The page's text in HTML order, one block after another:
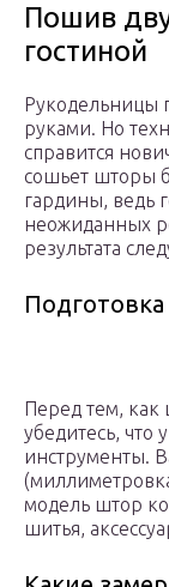
Пошив
гостиной
Рукодельницы
руками. Но
справится
сошьет шторы
гардины, ведь
неожиданных
результата
Подготовка
Перед тем, как
убедитесь, что
инструменты.
модель штор
шитья,